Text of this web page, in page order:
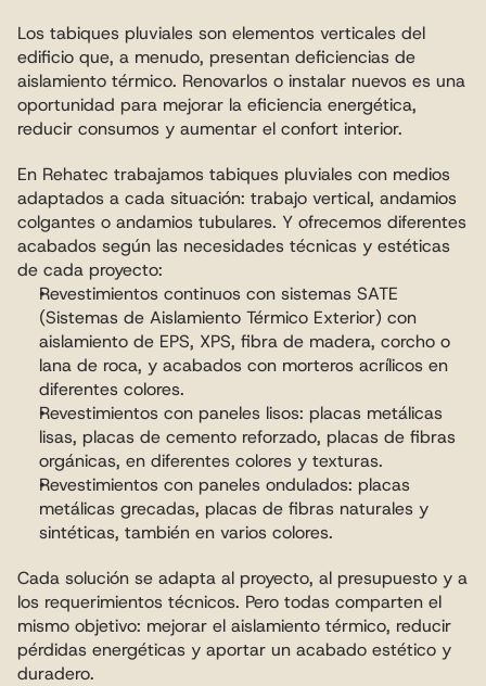
Los tabiques pluviales son elementos verticales del
edificio que, a menudo, presentan deficiencias de
aislamiento térmico. Renovarlos o instalar nuevos es una
oportunidad para mejorar la eficiencia energética,
reducir consumos y aumentar el confort interior.
En Rehatec trabajamos tabiques pluviales con medios
adaptados a cada situación: trabajo vertical, andamios
colgantes o andamios tubulares. Y ofrecemos diferentes
acabados según las necesidades técnicas y estéticas
de cada proyecto:
Revestimientos continuos con sistemas SATE
(Sistemas de Aislamiento Térmico Exterior) con
aislamiento de EPS, XPS, fibra de madera, corcho o
lana de roca, y acabados con morteros acrílicos en
diferentes colores.
Revestimientos con paneles lisos: placas metálicas
lisas, placas de cemento reforzado, placas de fibras
orgánicas, en diferentes colores y texturas.
Revestimientos con paneles ondulados: placas
metálicas grecadas, placas de fibras naturales y
sintéticas, también en varios colores.
Cada solución se adapta al proyecto, al presupuesto y a
los requerimientos técnicos. Pero todas comparten el
mismo objetivo: mejorar el aislamiento térmico, reducir
pérdidas energéticas y aportar un acabado estético y
duradero.